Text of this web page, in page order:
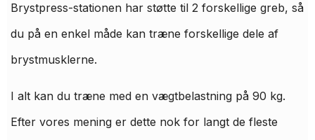
Brystpress-stationen har støtte til 2 forskellige greb, så
du på en enkel måde kan træne forskellige dele af
brystmusklerne.
I alt kan du træne med en vægtbelastning på 90 kg.
Efter vores mening er dette nok for langt de fleste